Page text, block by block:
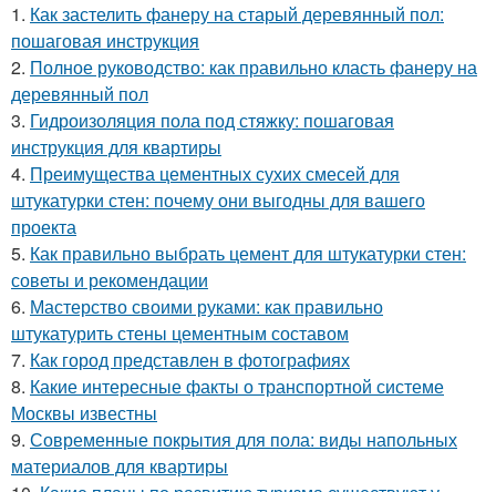
1. Как застелить фанеру на старый деревянный пол:
пошаговая инструкция
2. Полное руководство: как правильно класть фанеру на
деревянный пол
3. Гидроизоляция пола под стяжку: пошаговая
инструкция для квартиры
4. Преимущества цементных сухих смесей для
штукатурки стен: почему они выгодны для вашего
проекта
5. Как правильно выбрать цемент для штукатурки стен:
советы и рекомендации
6. Мастерство своими руками: как правильно
штукатурить стены цементным составом
7. Как город представлен в фотографиях
8. Какие интересные факты о транспортной системе
Москвы известны
9. Современные покрытия для пола: виды напольных
материалов для квартиры